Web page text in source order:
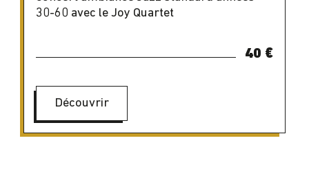
30-60 avec le Joy Quartet
40 €
Découvrir